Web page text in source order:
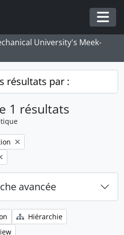
University's Meek-
résultats par :
1 résultats
avancée
Hiérarchie